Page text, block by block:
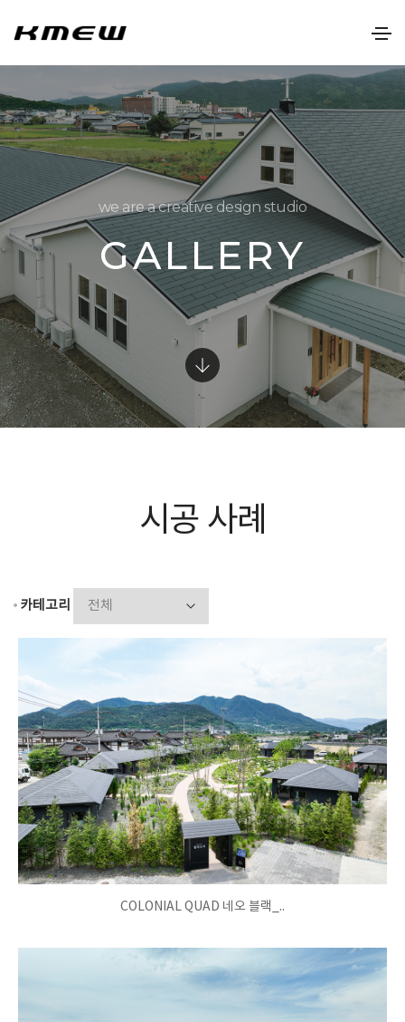
we are a creative design studio
GALLERY
시공 사례
카테고리
COLONIAL QUAD 네오 블랙_..